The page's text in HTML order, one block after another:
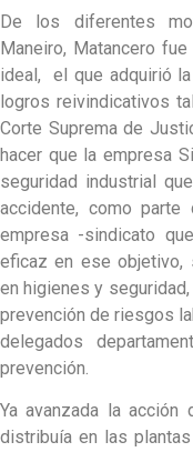
De los diferentes
Maneiro, Matancero
ideal, el que adquirió
logros reivindicativos
Corte Suprema de
hacer que la empresa
seguridad industrial
accidente, como parte
empresa -sindicato
eficaz en ese objetivo,
en higienes y
prevención de riesgos
delegados
prevención.
Ya avanzada la
distribuía en las